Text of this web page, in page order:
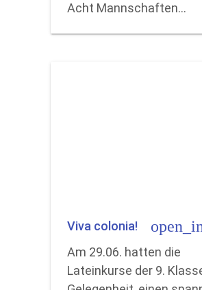
Acht Mannschaften…
Viva colonia!
Am 29.06. hatten die
Lateinkurse der 9.